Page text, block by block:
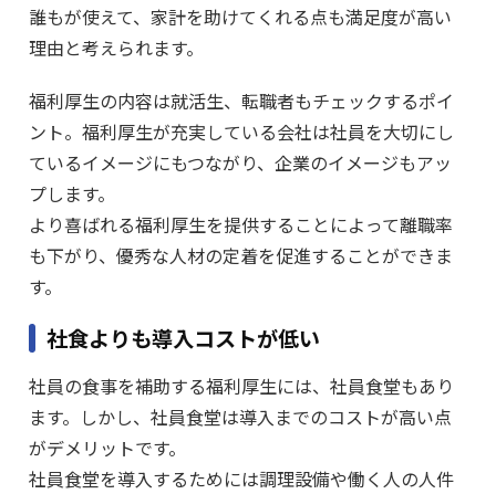
誰もが使えて、家計を助けてくれる点も満足度が高い
理由と考えられます。
福利厚生の内容は就活生、転職者もチェックするポイ
ント。福利厚生が充実している会社は社員を大切にし
ているイメージにもつながり、企業のイメージもアッ
プします。
より喜ばれる福利厚生を提供することによって離職率
も下がり、優秀な人材の定着を促進することができま
す。
社食よりも導入コストが低い
社員の食事を補助する福利厚生には、社員食堂もあり
ます。しかし、社員食堂は導入までのコストが高い点
がデメリットです。
社員食堂を導入するためには調理設備や働く人の人件